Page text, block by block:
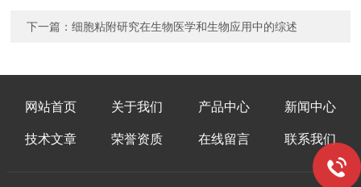
下一篇：细胞粘附研究在生物医学和生物应用中的综述
网站首页 关于我们 产品中心 新闻中心
技术文章 荣誉资质 在线留言 联系我们